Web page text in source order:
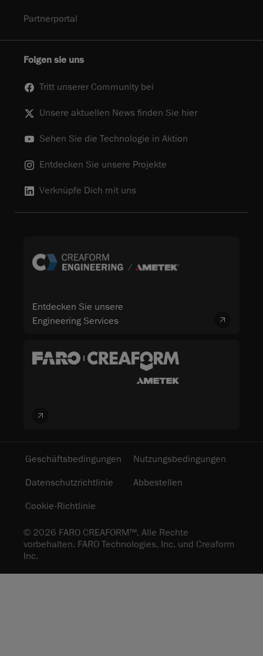
Partnerportal
Folgen sie uns
Tritt unserer Community bei
Unsere aktuellen News finden Sie hier
Sehen Sie die Technologie in Aktion
Entdecken Sie unsere Projekte
Verknüpfe Dich mit uns
Entdecken Sie unsere
Engineering Services
© 2026 FARO CREAFORM™. Alle Rechte
vorbehalten. FARO Technologies, Inc. und Creaform
Inc.
Geschäftsbedingungen
Nutzungsbedingungen
Datenschutzrichtlinie
Abbestellen
Cookie-Richtlinie